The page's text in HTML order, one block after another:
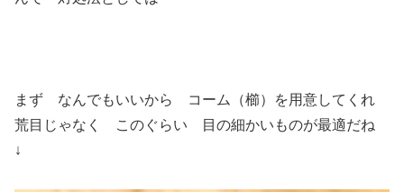
まず なんでもいいから コーム（櫛）を用意してくれ
荒目じゃなく このぐらい 目の細かいものが最適だね
↓